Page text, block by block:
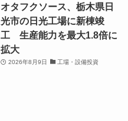
オタフクソース、栃木県日
光市の日光工場に新棟竣
工 生産能力を最大1.8倍に
拡大
2026年8月9日 工場・設備投資